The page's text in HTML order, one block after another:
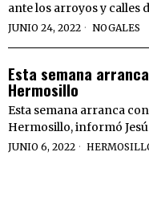
ante los arroyos y calles
JUNIO 24, 2022 NOGALES
Esta semana
Hermosillo
Esta semana arranca
Hermosillo, informó
JUNIO 6, 2022